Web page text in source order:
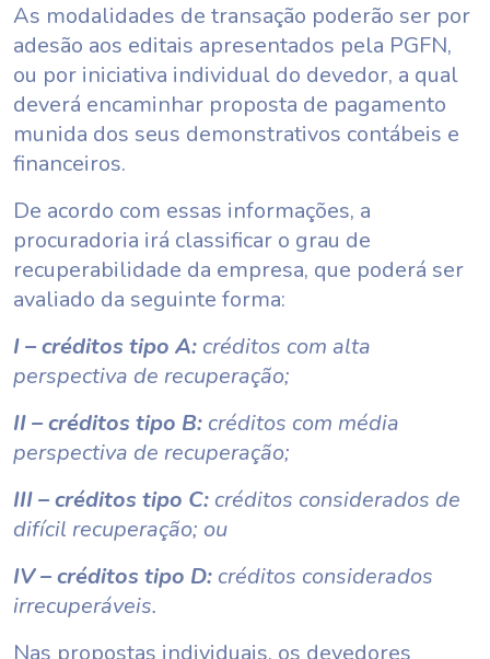
As modalidades de transação poderão ser por
adesão aos editais apresentados pela PGFN,
ou por iniciativa individual do devedor, a qual
deverá encaminhar proposta de pagamento
munida dos seus demonstrativos contábeis e
financeiros.
De acordo com essas informações, a
procuradoria irá classificar o grau de
recuperabilidade da empresa, que poderá ser
avaliado da seguinte forma:
I – créditos tipo A: créditos com alta
perspectiva de recuperação;
II – créditos tipo B: créditos com média
perspectiva de recuperação;
III – créditos tipo C: créditos considerados de
difícil recuperação; ou
IV – créditos tipo D: créditos considerados
irrecuperáveis.
Nas propostas individuais, os devedores